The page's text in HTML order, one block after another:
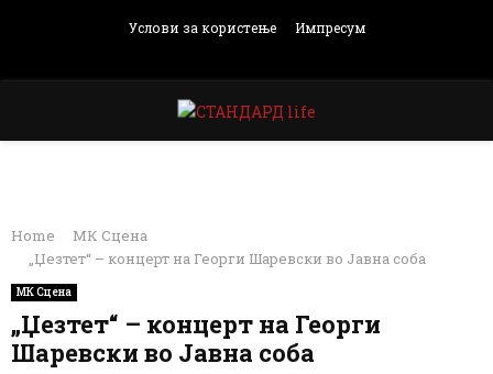
Услови за користење Импресум
PRIMARY
Home
МК Сцена
„Џезтет“ – концерт на Георги Шаревски во Јавна соба
МК Сцена
„Џезтет“ – концерт на Георги
Шаревски во Јавна соба